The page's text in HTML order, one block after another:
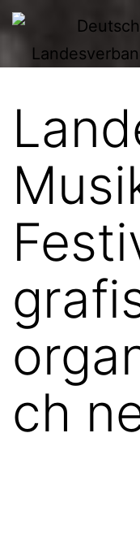
Zum
springen
Deutscher
Harmonika-
ch